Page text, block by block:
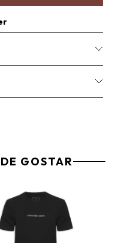
GOSTAR